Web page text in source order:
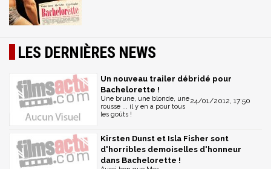
LES DERNIÈRES NEWS
Un nouveau trailer débridé pour
Bachelorette !
24/01/2012, 17:50
Une brune, une blonde, une
rousse ... il y en a pour tous
les goûts !
Kirsten Dunst et Isla Fisher sont
d'horribles demoiselles d'honneur
dans Bachelorette !